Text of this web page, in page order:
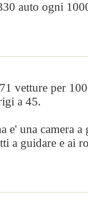
auto ogni
vetture per
a 45.
e' una camera a
a guidare e ai